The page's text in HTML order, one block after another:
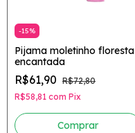
-15%
Pijama moletinho floresta
encantada
R$61,90 R$72,80
R$58,81 com Pix
Comprar